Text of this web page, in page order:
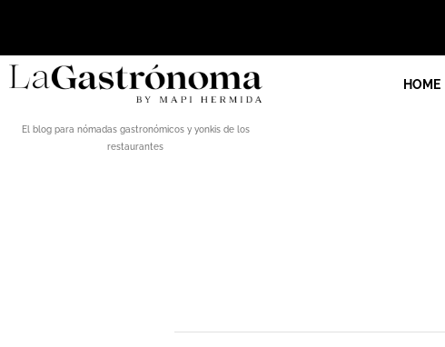
El blog para nómadas gastronómicos y yonkis de los
restaurantes
HOME